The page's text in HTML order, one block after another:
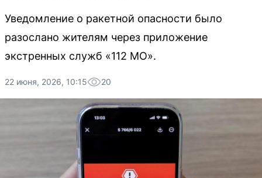
Уведомление о ракетной опасности было
разослано жителям через приложение
экстренных служб «112 МО».
22 июня, 2026, 10:15 20